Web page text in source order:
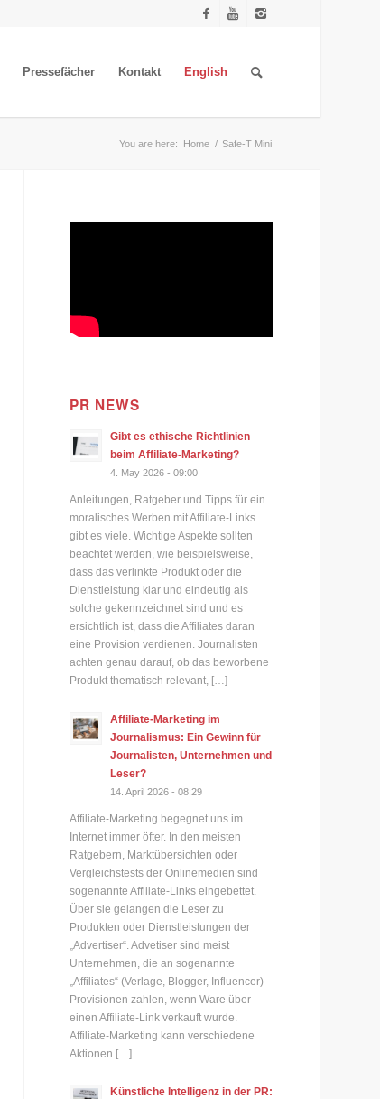
Pressefächer Kontakt English
You are here: Home / Safe-T Mini
PR NEWS
Gibt es ethische Richtlinien
beim Affiliate-Marketing?
4. May 2026 - 09:00
Anleitungen, Ratgeber und Tipps für ein
moralisches Werben mit Affiliate-Links
gibt es viele. Wichtige Aspekte sollten
beachtet werden, wie beispielsweise,
dass das verlinkte Produkt oder die
Dienstleistung klar und eindeutig als
solche gekennzeichnet sind und es
ersichtlich ist, dass die Affiliates daran
eine Provision verdienen. Journalisten
achten genau darauf, ob das beworbene
Produkt thematisch relevant, […]
Affiliate-Marketing im
Journalismus: Ein Gewinn für
Journalisten, Unternehmen und
Leser?
14. April 2026 - 08:29
Affiliate-Marketing begegnet uns im
Internet immer öfter. In den meisten
Ratgebern, Marktübersichten oder
Vergleichstests der Onlinemedien sind
sogenannte Affiliate-Links eingebettet.
Über sie gelangen die Leser zu
Produkten oder Dienstleistungen der
„Advertiser“. Advetiser sind meist
Unternehmen, die an sogenannte
„Affiliates“ (Verlage, Blogger, Influencer)
Provisionen zahlen, wenn Ware über
einen Affiliate-Link verkauft wurde.
Affiliate-Marketing kann verschiedene
Aktionen […]
Künstliche Intelligenz in der PR: